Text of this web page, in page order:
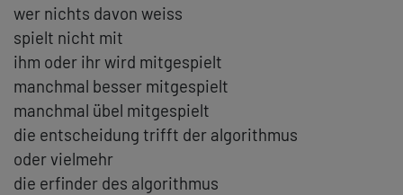
wer nichts davon weiss
spielt nicht mit
ihm oder ihr wird mitgespielt
manchmal besser mitgespielt
manchmal übel mitgespielt
die entscheidung trifft der algorithmus
oder vielmehr
die erfinder des algorithmus